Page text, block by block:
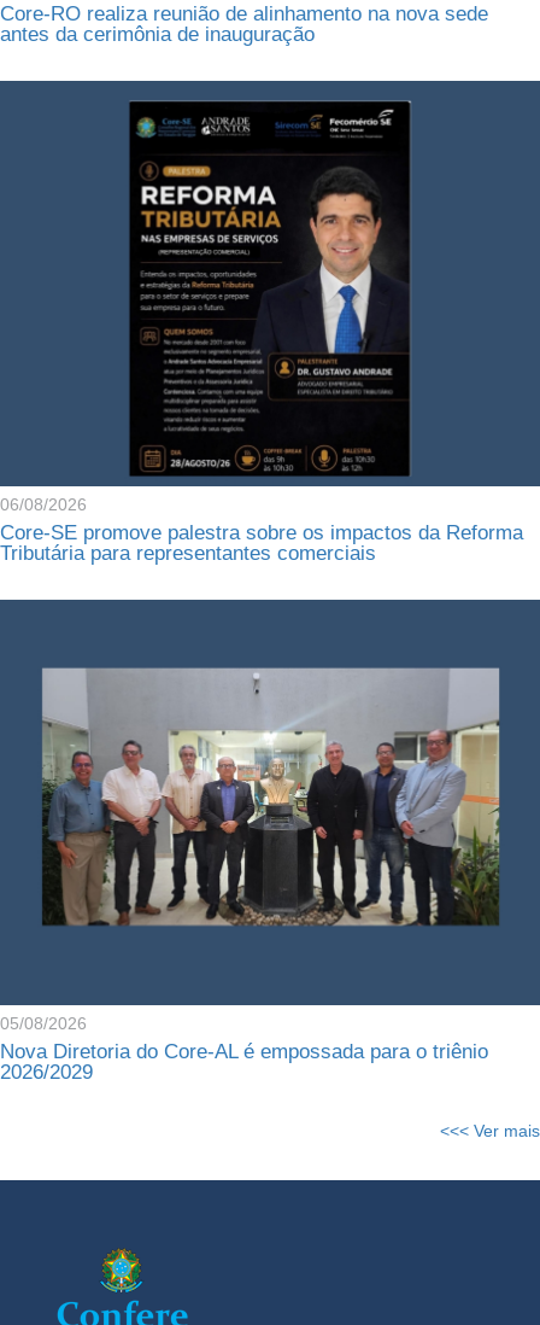
Core-RO realiza reunião de alinhamento na nova sede
antes da cerimônia de inauguração
06/08/2026
Core-SE promove palestra sobre os impactos da Reforma
Tributária para representantes comerciais
05/08/2026
Nova Diretoria do Core-AL é empossada para o triênio
2026/2029
<<< Ver mais